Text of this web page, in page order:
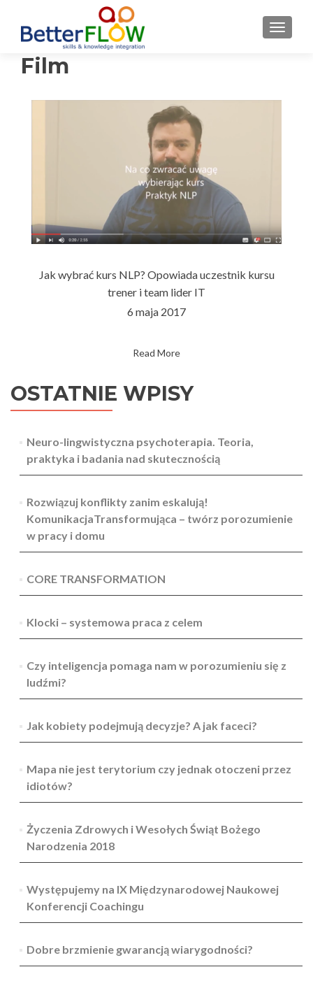
MENU
Film
Jak wybrać kurs NLP? Opowiada uczestnik kursu
trener i team lider IT
6 maja 2017
Read More
OSTATNIE WPISY
Neuro-lingwistyczna psychoterapia. Teoria,
praktyka i badania nad skutecznością
Rozwiązuj konflikty zanim eskalują!
KomunikacjaTransformująca – twórz porozumienie
w pracy i domu
CORE TRANSFORMATION
Klocki – systemowa praca z celem
Czy inteligencja pomaga nam w porozumieniu się z
ludźmi?
Jak kobiety podejmują decyzje? A jak faceci?
Mapa nie jest terytorium czy jednak otoczeni przez
idiotów?
Życzenia Zdrowych i Wesołych Świąt Bożego
Narodzenia 2018
Występujemy na IX Międzynarodowej Naukowej
Konferencji Coachingu
Dobre brzmienie gwarancją wiarygodności?